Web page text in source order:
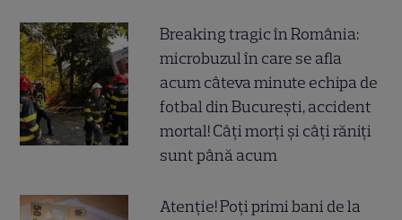
Breaking tragic în România:
microbuzul în care se afla
acum câteva minute echipa de
fotbal din București, accident
mortal! Câți morți și câți răniți
sunt până acum
Atenție! Poți primi bani de la